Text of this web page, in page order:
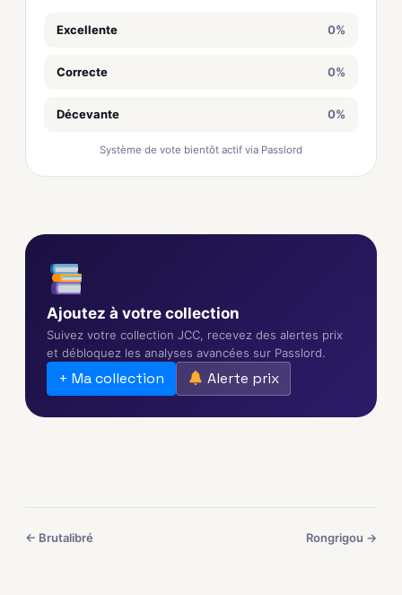
Excellente 0%
Correcte 0%
Décevante 0%
Système de vote bientôt actif via Passlord
Ajoutez à votre collection
Suivez votre collection JCC, recevez des alertes prix
et débloquez les analyses avancées sur Passlord.
+ Ma collection Alerte prix
← Brutalibré Rongrigou →